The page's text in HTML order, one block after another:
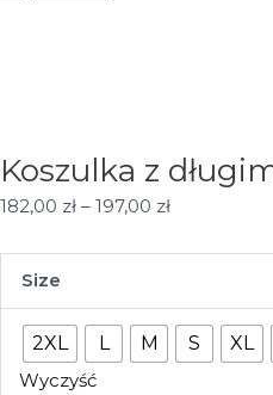
Koszulka z
182,00 zł – 197,00 złZakres
do
197,00 zł
Size
2XL L M S XL
Wyczyść
Koszulka
długim
rękawem